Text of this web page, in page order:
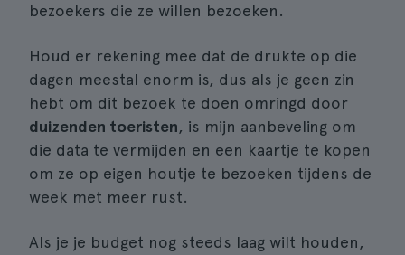
bezoekers die ze willen bezoeken.
Houd er rekening mee dat de drukte op die
dagen meestal enorm is, dus als je geen zin
hebt om dit bezoek te doen omringd door
duizenden toeristen, is mijn aanbeveling om
die data te vermijden en een kaartje te kopen
om ze op eigen houtje te bezoeken tijdens de
week met meer rust.
Als je je budget nog steeds laag wilt houden,